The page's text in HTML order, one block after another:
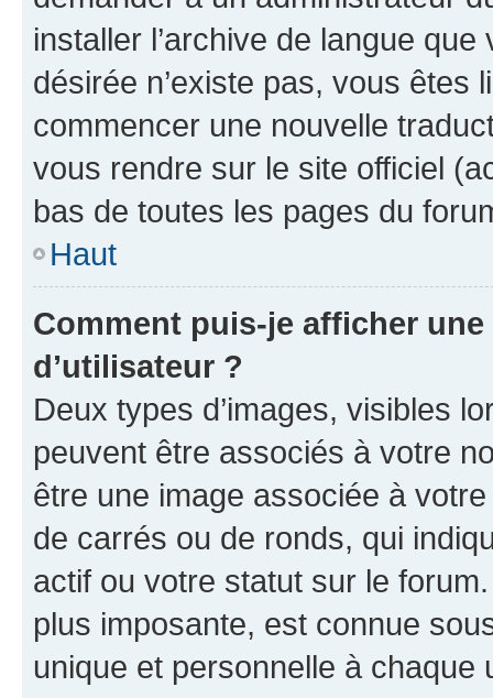
installer l’archive de langue
désirée n’existe pas, vous êtes
commencer une nouvelle
vous rendre sur le site officiel
bas de toutes les pages du
Haut
Comment puis-je afficher
d’utilisateur ?
Deux types d’images, visibles
peuvent être associés à votre
être une image associée à
de carrés ou de ronds, qui
actif ou votre statut sur le
plus imposante, est connue
unique et personnelle à chaque